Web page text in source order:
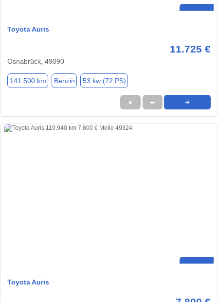
Toyota Auris
11.725 €
Osnabrück, 49090
141.500 km Benzin 53 kw (72 PS)
★ ➦ ➜
Toyota Auris